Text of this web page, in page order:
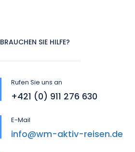
BRAUCHEN SIE HILFE?
Rufen Sie uns an
+421 (0) 911 276 630
E-Mail
info@wm-aktiv-reisen.de